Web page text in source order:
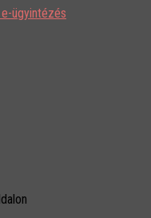
e-ügyintézés